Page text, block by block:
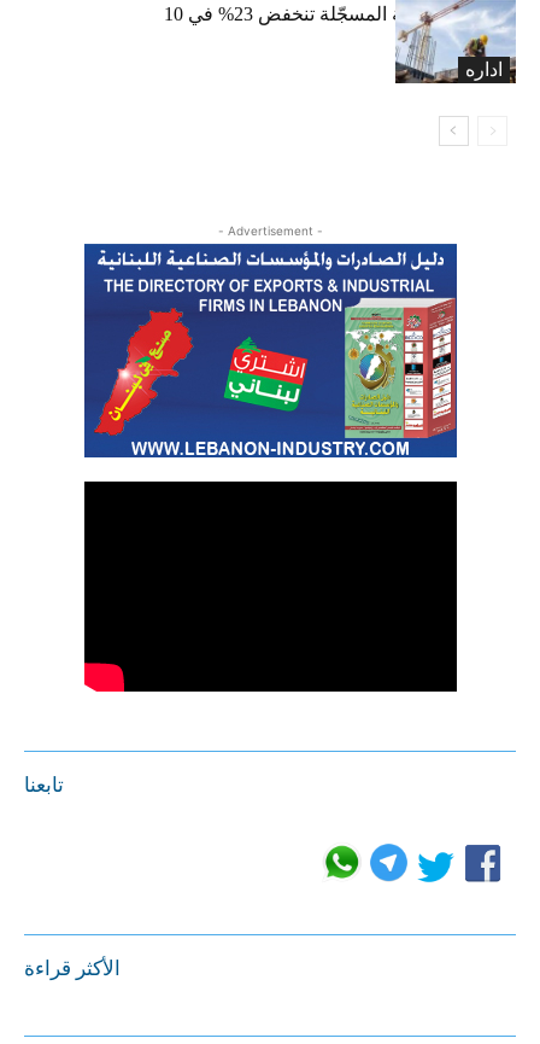
اداره
الرخص العقارية المسجّلة تنخفض 23% في 10
أشهر
- Advertisement -
تابعنا
الأكثر قراءة